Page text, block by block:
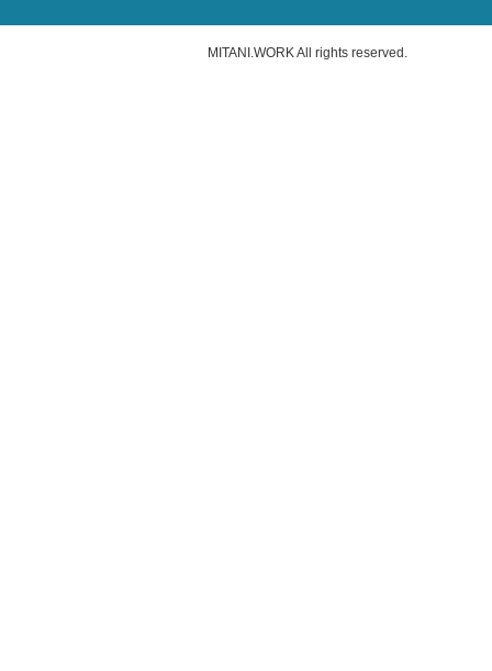
MITANI.WORKAll rights reserved.